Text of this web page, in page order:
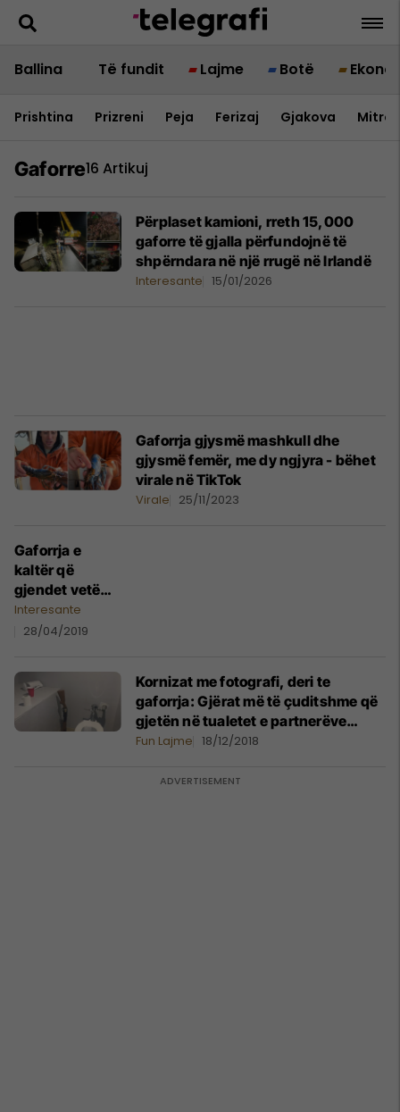
Ballina Të fundit Lajme Botë
Prishtina Prizreni Peja Ferizaj Gjakova
Gaforre16 Artikuj
Përplaset kamioni, rreth 15,000
gaforre të gjalla përfundojnë të
shpërndara në një rrugë në Irlandë
Interesante 15/01/2026
Gaforrja gjysmë mashkull dhe
gjysmë femër, me dy ngjyra - bëhet
virale në TikTok
Virale 25/11/2023
Gaforrja e
kaltër që
gjendet vetëm
një në dy
milionë,
peshkatarin që
e zuri (Foto)
Interesante
28/04/2019
Kornizat me fotografi, deri te
gaforrja: Gjërat më të çuditshme që
gjetën në tualetet e partnerëve
(Foto)
Fun Lajme 18/12/2018